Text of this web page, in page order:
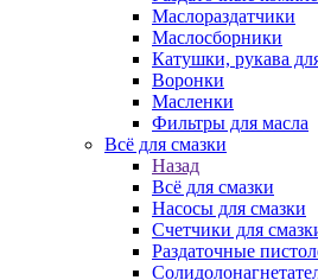
Маслораздатчики
Маслосборники
Катушки, рукава
Воронки
Масленки
Фильтры для масла
Всё для смазки
Назад
Всё для смазки
Насосы для смазки
Счетчики для
Раздаточные